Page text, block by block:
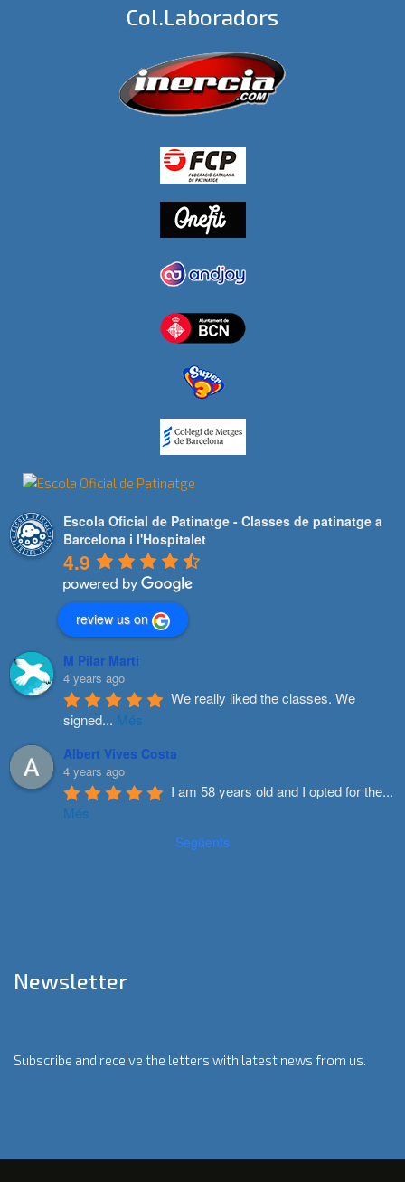
Col.laboradors
Escola Oficial de Patinatge - Classes de patinatge a
Barcelona i l'Hospitalet
4.9
review us on
M Pilar Marti
4 years ago
We really liked the classes. We
signed... Més
Albert Vives Costa
4 years ago
I am 58 years old and I opted for the...
Més
Següents
Newsletter
Subscribe and receive the letters with latest news from us.